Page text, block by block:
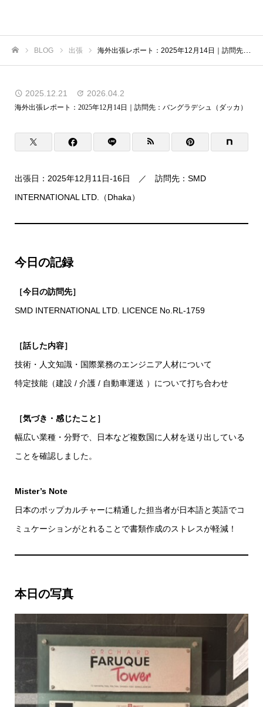
BLOG 出張 海外出張レポート：2025年12月14日｜訪問先：バングラデシュ（ダッカ）
2025.12.21 2026.04.2
海外出張レポート：2025年12月14日｜訪問先：バングラデシュ（ダッカ）
出張日：2025年12月11日-16日 ／ 訪問先：SMD
INTERNATIONAL LTD.（Dhaka）
今日の記録
［今日の訪問先］
SMD INTERNATIONAL LTD. LICENCE No.RL-1759
［話した内容］
技術・人文知識・国際業務のエンジニア人材について
特定技能（建設 / 介護 / 自動車運送 ）について打ち合わせ
［気づき・感じたこと］
幅広い業種・分野で、日本など複数国に人材を送り出している
ことを確認しました。
Mister’s Note
日本のポップカルチャーに精通した担当者が日本語と英語でコ
ミュケーションがとれることで書類作成のストレスが軽減！
本日の写真